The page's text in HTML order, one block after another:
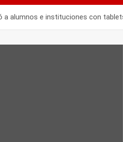
alumnos e instituciones con